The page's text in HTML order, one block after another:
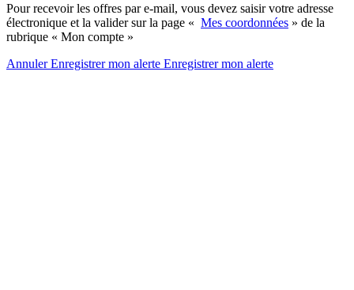
Pour recevoir les offres par e-mail, vous devez saisir votre adresse
électronique et la valider sur la page « Mes coordonnées » de la
rubrique « Mon compte »
AnnulerEnregistrer mon alerte Enregistrermon alerte